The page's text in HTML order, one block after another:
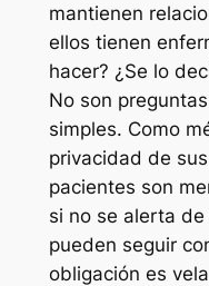
mantienen
ellos tienen
hacer? ¿Se lo
No son
simples. Como
privacidad de
pacientes son
si no se alerta
pueden seguir
obligación es